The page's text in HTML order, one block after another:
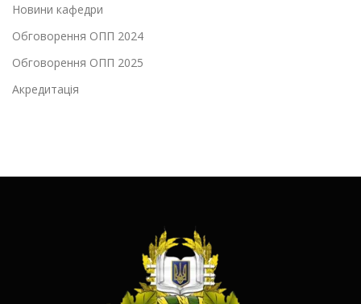
Новини кафедри
Обговорення ОПП 2024
Обговорення ОПП 2025
Акредитація